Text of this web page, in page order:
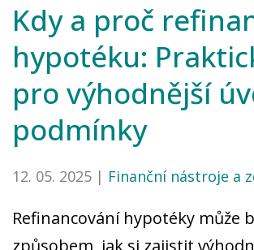
Kdy a proč
hypotéku:
pro výhodnější
podmínky
12. 05. 2025 | Finanční nástroje a
Refinancování hypotéky může
způsobem, jak si zajistit